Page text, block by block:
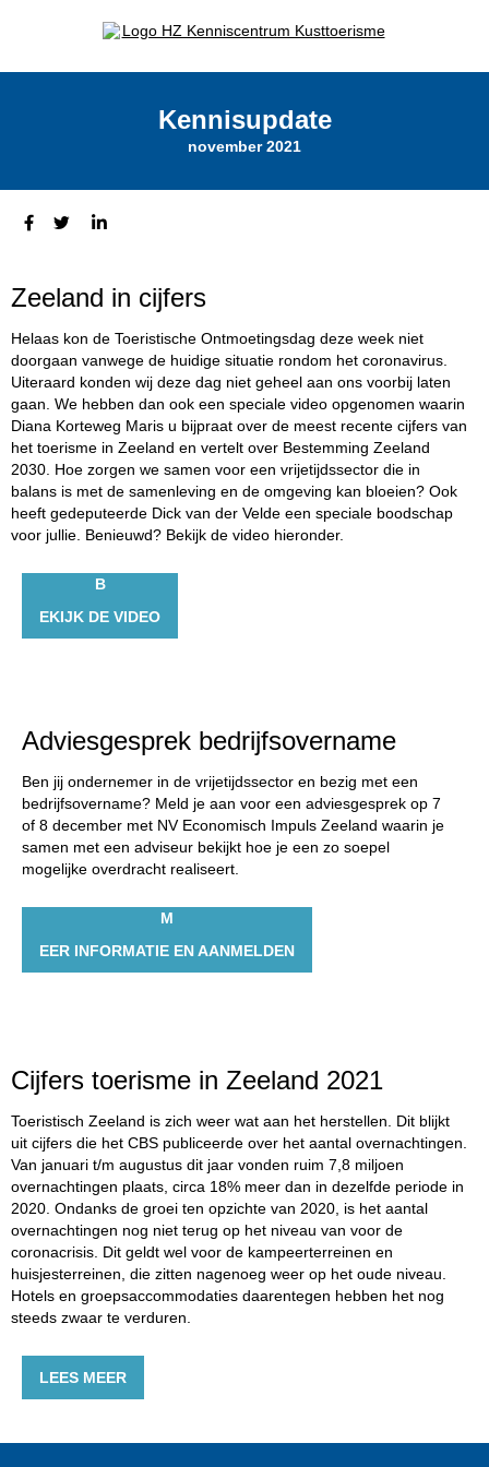
Kennisupdate
november 2021
Zeeland in cijfers
Helaas kon de Toeristische Ontmoetingsdag deze week niet
doorgaan vanwege de huidige situatie rondom het coronavirus.
Uiteraard konden wij deze dag niet geheel aan ons voorbij laten
gaan. We hebben dan ook een speciale video opgenomen waarin
Diana Korteweg Maris u bijpraat over de meest recente cijfers van
het toerisme in Zeeland en vertelt over Bestemming Zeeland
2030. Hoe zorgen we samen voor een vrijetijdssector die in
balans is met de samenleving en de omgeving kan bloeien? Ook
heeft gedeputeerde Dick van der Velde een speciale boodschap
voor jullie. Benieuwd? Bekijk de video hieronder.
B
EKIJK DE VIDEO
Adviesgesprek bedrijfsovername
Ben jij ondernemer in de vrijetijdssector en bezig met een
bedrijfsovername? Meld je aan voor een adviesgesprek op 7
of 8 december met NV Economisch Impuls Zeeland waarin je
samen met een adviseur bekijkt hoe je een zo soepel
mogelijke overdracht realiseert.
M
EER INFORMATIE EN AANMELDEN
Cijfers toerisme in Zeeland 2021
Toeristisch Zeeland is zich weer wat aan het herstellen. Dit blijkt
uit cijfers die het CBS publiceerde over het aantal overnachtingen.
Van januari t/m augustus dit jaar vonden ruim 7,8 miljoen
overnachtingen plaats, circa 18% meer dan in dezelfde periode in
2020. Ondanks de groei ten opzichte van 2020, is het aantal
overnachtingen nog niet terug op het niveau van voor de
coronacrisis. Dit geldt wel voor de kampeerterreinen en
huisjesterreinen, die zitten nagenoeg weer op het oude niveau.
Hotels en groepsaccommodaties daarentegen hebben het nog
steeds zwaar te verduren.
LEES MEER